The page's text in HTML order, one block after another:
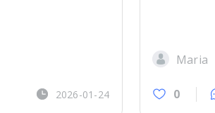
2026-01-24
Maria
0